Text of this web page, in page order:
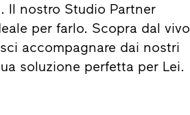
Il nostro Studio Partner
per farlo. Scopra dal vivo
accompagnare dai nostri
soluzione perfetta per Lei.